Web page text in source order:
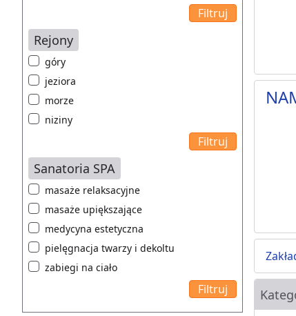
Rejony
góry
jeziora
morze
niziny
Sanatoria SPA
masaże relaksacyjne
masaże upiększające
medycyna estetyczna
pielęgnacja twarzy i dekoltu
zabiegi na ciało